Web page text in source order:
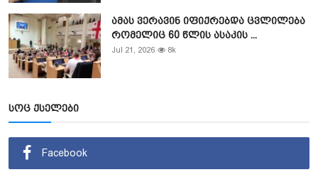
ამას ვერავინ იფიქრებდა ცვლილება
რომელიც 60 წლის ასაკის ...
Jul 21, 2026 8k
სოც ქსელები
Facebook